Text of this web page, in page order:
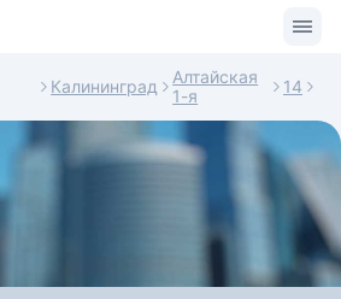
Калининград
Алтайская
1-я
14